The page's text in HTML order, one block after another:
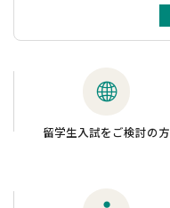
留学生入試をご検討の方